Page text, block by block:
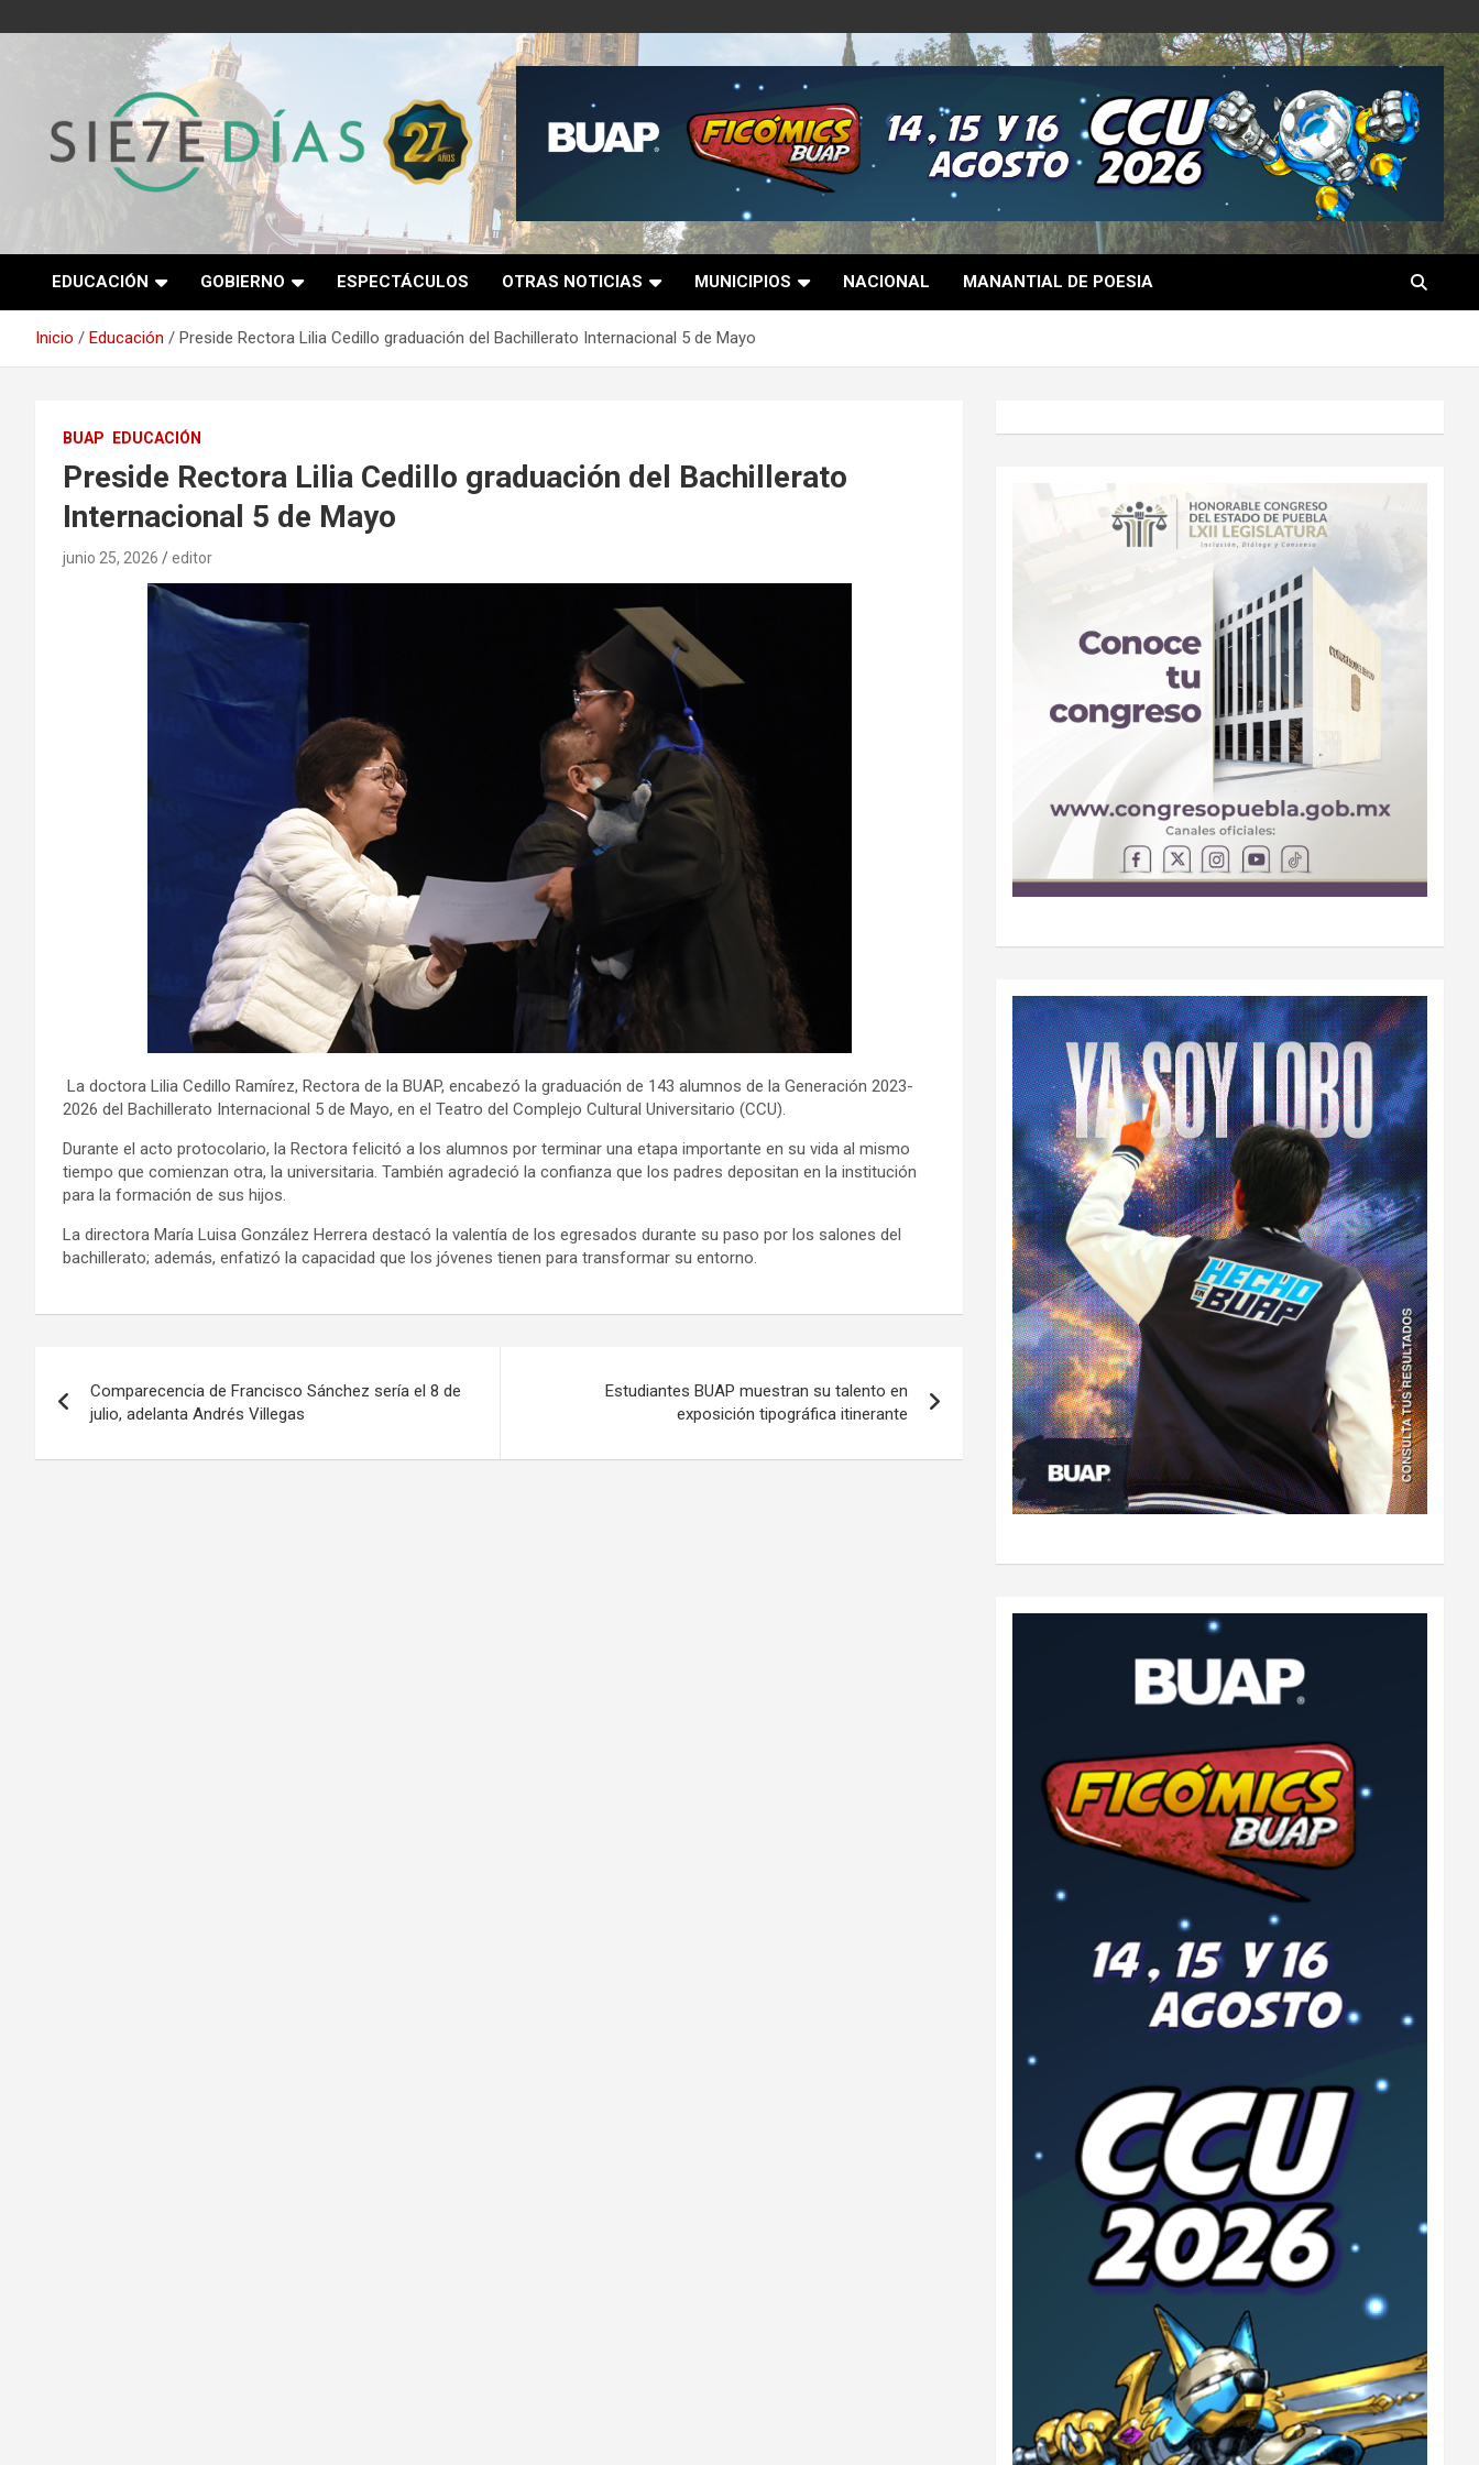
al
Semanario 7 Días
EDUCACIÓN GOBIERNO ESPECTÁCULOS OTRAS NOTICIAS MUNICIPIOS NACIONAL MANANTIAL DE POESIA
Inicio Educación Preside Rectora Lilia Cedillo graduación del Bachillerato Internacional 5 de Mayo
BUAP EDUCACIÓN
Preside Rectora Lilia Cedillo graduación del Bachillerato
Internacional 5 de Mayo
junio 25, 2026 editor
La doctora Lilia Cedillo Ramírez, Rectora de la BUAP, encabezó la graduación de 143 alumnos de la Generación 2023-
2026 del Bachillerato Internacional 5 de Mayo, en el Teatro del Complejo Cultural Universitario (CCU).
Durante el acto protocolario, la Rectora felicitó a los alumnos por terminar una etapa importante en su vida al mismo
tiempo que comienzan otra, la universitaria. También agradeció la confianza que los padres depositan en la institución
para la formación de sus hijos.
La directora María Luisa González Herrera destacó la valentía de los egresados durante su paso por los salones del
bachillerato; además, enfatizó la capacidad que los jóvenes tienen para transformar su entorno.
de
entradas
Comparecencia de Francisco Sánchez sería el 8 de
julio, adelanta Andrés Villegas
Estudiantes BUAP muestran su talento en
exposición tipográfica itinerante